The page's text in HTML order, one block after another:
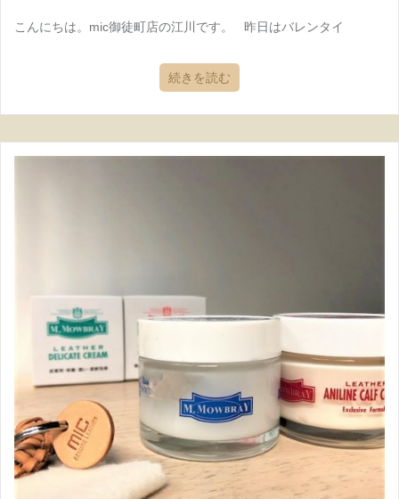
こんにちは。mic御徒町店の江川です。 昨日はバレンタイ
続きを読む